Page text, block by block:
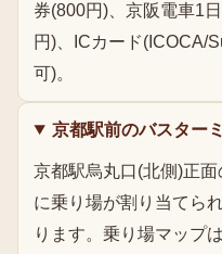
券(800円)、京阪電車1
円)、ICカード(ICOCA/
可)。
京都駅前のバスター
京都駅烏丸口(北側)正
に乗り場が割り当てら
ります。乗り場マップ